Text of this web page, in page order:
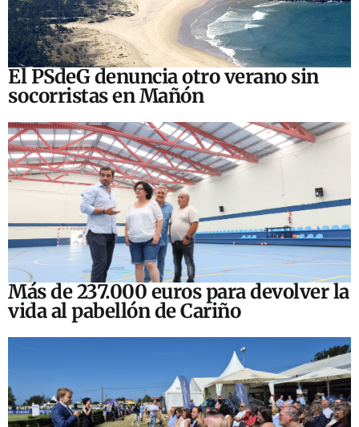
El PSdeG denuncia otro verano sin
socorristas en Mañón
Más de 237.000 euros para devolver la
vida al pabellón de Cariño